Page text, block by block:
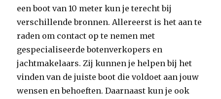
een boot van 10 meter kun je terecht bij
verschillende bronnen. Allereerst is het aan te
raden om contact op te nemen met
gespecialiseerde botenverkopers en
jachtmakelaars. Zij kunnen je helpen bij het
vinden van de juiste boot die voldoet aan jouw
wensen en behoeften. Daarnaast kun je ook